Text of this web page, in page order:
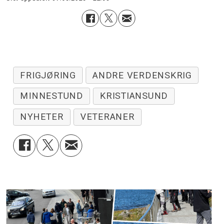
FRIGJØRING
ANDRE VERDENSKRIG
MINNESTUND
KRISTIANSUND
NYHETER
VETERANER